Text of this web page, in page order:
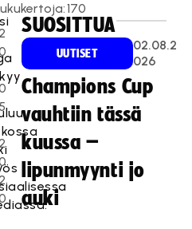
5
170
SUOSITTUA
UUTISET
02.08.2
026
Champions Cup
vauhtiin tässä
kuussa –
lipunmyynti jo
auki